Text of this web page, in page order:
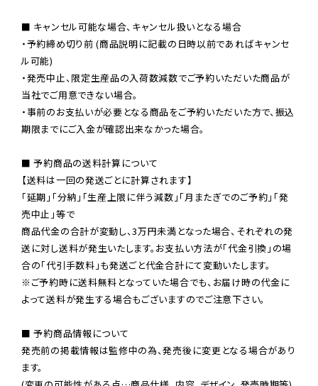
■ キャンセル可能な場合、キャンセル扱いとなる場合
・予約締め切り前 (商品説明に記載の日時以前であればキャンセ
ル可能)
・発売中止、限定生産品の入荷数減数でご予約いただいた商品が
当社でご用意できない場合。
・事前のお支払いが必要となる商品をご予約いただいた方で、振込
期限までにご入金が確認出来なかった場合。
■ 予約商品の送料計算について
【送料は一回の発送ごとに計算されます】
「延期」「分納」「生産上限に伴う減数」「月またぎでのご予約」「発
売中止」等で
商品代金の合計が変動し、3万円未満となった場合、それぞれの発
送に対し送料が発生いたします。お支払い方法が「代金引換」の場
※ご予約時に送料無料となっていた場合でも、お届け時の代金に
よって送料が発生する場合もございますのでご注意下さい。
■ 予約商品情報について
発売前の掲載情報は監修中の為、発売後に変更となる場合があり
ます。